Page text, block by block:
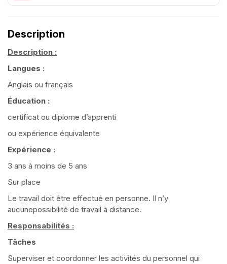
Description
Description :
Langues :
Anglais ou français
Éducation :
certificat ou diplome d’apprenti
ou expérience équivalente
Expérience :
3 ans à moins de 5 ans
Sur place
Le travail doit être effectué en personne. Il n’y
aucunepossibilité de travail à distance.
Responsabilités :
Tâches
Superviser et coordonner les activités du personnel qui